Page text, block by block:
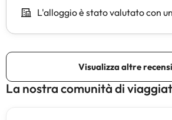
La nostra comunità di